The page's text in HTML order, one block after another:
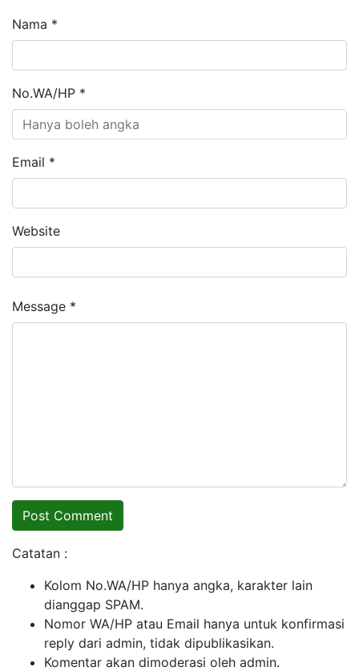
Nama *
No.WA/HP *
Email *
Website
Message *
Catatan :
Kolom No.WA/HP hanya angka, karakter lain
dianggap SPAM.
Nomor WA/HP atau Email hanya untuk konfirmasi
reply dari admin, tidak dipublikasikan.
Komentar akan dimoderasi oleh admin.